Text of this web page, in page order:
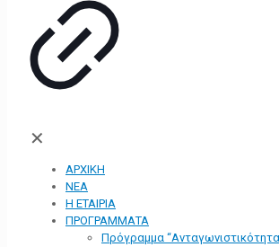
✕
ΑΡΧΙΚΗ
ΝΕΑ
Η ΕΤΑΙΡΙΑ
ΠΡΟΓΡΑΜΜΑΤΑ
Πρόγραμμα